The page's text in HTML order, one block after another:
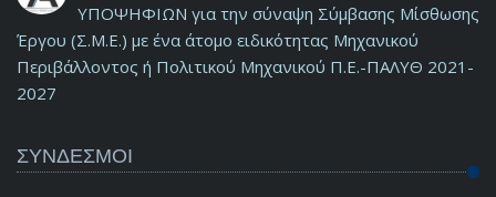
ΥΠΟΨΗΦΙΩΝ για την σύναψη Σύμβασης Μίσθωσης
Έργου (Σ.Μ.Ε.) με ένα άτομο ειδικότητας Μηχανικού
Περιβάλλοντος ή Πολιτικού Μηχανικού Π.Ε.-ΠΑΛΥΘ 2021-
2027
ΣΥΝΔΕΣΜΟΙ